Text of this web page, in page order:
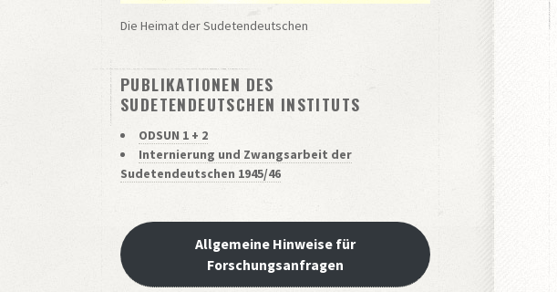
Die Heimat der Sudetendeutschen
PUBLIKATIONEN DES
SUDETENDEUTSCHEN INSTITUTS
ODSUN 1 + 2
Internierung und Zwangsarbeit der
Sudetendeutschen 1945/46
Allgemeine Hinweise für
Forschungsanfragen